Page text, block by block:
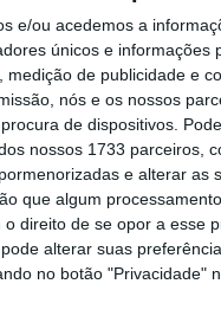
e/ou acedemos a
únicos e informações
de publicidade e
nós e os nossos
de dispositivos.
nossos 1733 parceiros,
e alterar as
que algum
direito de se opor a esse
alterar suas
no botão "Privacidade"
que a saúde à luz da
atividade
entre o público e
concessão de
concorrência —
do princípio da